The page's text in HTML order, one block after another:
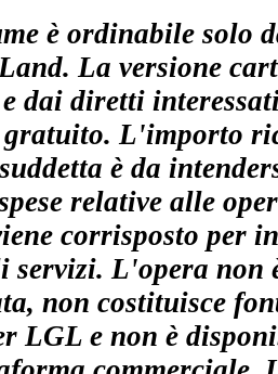
è ordinabile solo
La versione
dai diretti
gratuito. L'importo
è da
relative alle
corrisposto per
servizi. L'opera non
non costituisce
LGL e non è